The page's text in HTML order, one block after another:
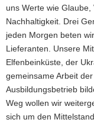
uns Werte wie
Nachhaltigkeit. Drei
jeden Morgen beten
Lieferanten. Unsere
Elfenbeinküste, der
gemeinsame Arbeit
Ausbildungsbetrieb
Weg wollen wir
sich um den